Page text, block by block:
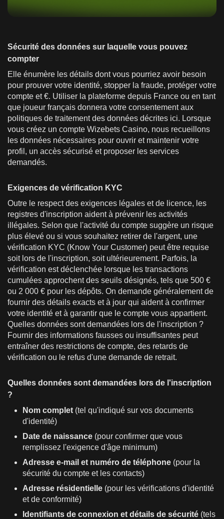
Sécurité des données sur laquelle vous pouvez
compter
Elle énumère les détails dont vous pourriez avoir besoin
pour prouver votre identité, stopper la fraude, protéger votre
compte et €. Utiliser la plateforme depuis France ou en tant
que joueur français donnera votre consentement aux
politiques de traitement des données décrites ici. Lorsque
vous créez un compte Wizebets Casino, nous recueillons
les données nécessaires pour ouvrir et maintenir votre
profil, un accès sécurisé et proposer les services
demandés.
Exigences de vérification KYC
Outre le respect des exigences légales et de licence, les
registres d'inscription aident à prévenir les activités
illégales. Selon que l'activité du compte suggère un risque
plus élevé ou si vous souhaitez retirer de l'argent, une
vérification KYC (Know Your Customer) peut être requise
soit lors de l'inscription, soit ultérieurement. Parfois, la
vérification est déclenchée lorsque les transactions
cumulées approchent des seuils désignés, tels que 500 €
ou 2 000 € pour les dépôts. On demande généralement de
fournir des détails exacts et à jour qui aident à confirmer
votre identité et à garantir que le compte vous appartient.
Quelles données sont demandées lors de l'inscription ?
Fournir des informations fausses ou insuffisantes peut
entraîner des restrictions de compte, des retards de
vérification ou le refus d'une demande de retrait.
Quelles données sont demandées lors de l'inscription
?
Nom complet (tel qu'indiqué sur vos documents
d'identité)
Date de naissance (pour confirmer que vous
remplissez l'exigence d'âge minimum)
Adresse e-mail et numéro de téléphone (pour la
sécurité du compte et les contacts)
Adresse résidentielle (pour les vérifications d'identité
et de conformité)
Identifiants de connexion et détails de sécurité (tels